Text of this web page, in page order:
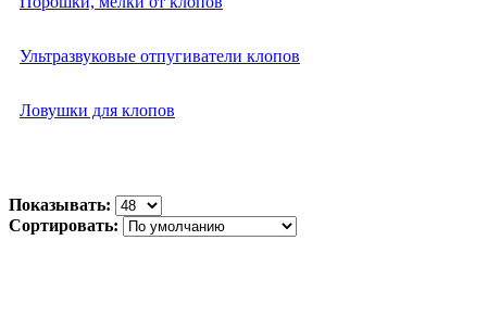
Ультразвуковые отпугиватели клопов
Ловушки для клопов
Показывать:
Сортировать: